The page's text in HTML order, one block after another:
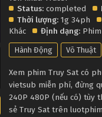
Status: completed
Thời lượng: 1g 34ph
Khác
Định dạng:
Hành Động Võ Thuật
Xem phim Truy Sat có
vietsub miễn phí, đừng
240P 480P (nếu có) tùy
sẻ Truy Sat trên